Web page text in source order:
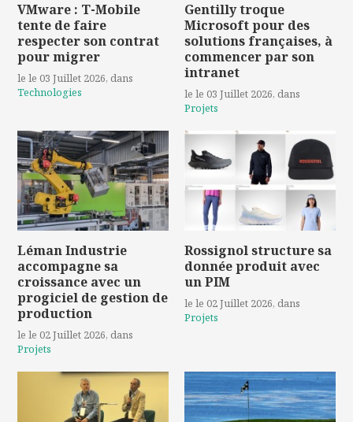
VMware : T-Mobile
tente de faire
respecter son contrat
pour migrer
le le 03 Juillet 2026, dans
Technologies
Gentilly troque
Microsoft pour des
solutions françaises, à
commencer par son
intranet
le le 03 Juillet 2026, dans
Projets
Léman Industrie
accompagne sa
croissance avec un
progiciel de gestion de
production
le le 02 Juillet 2026, dans
Projets
Rossignol structure sa
donnée produit avec
un PIM
le le 02 Juillet 2026, dans
Projets